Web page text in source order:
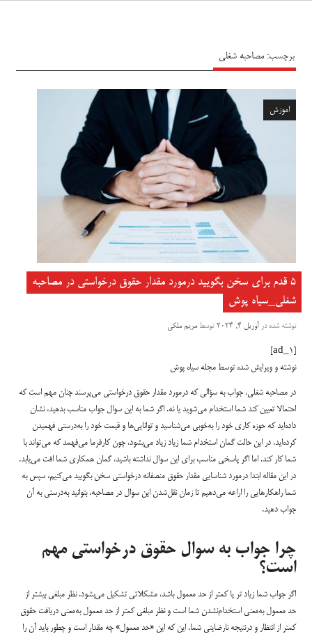
برچسب: مصاحبه شغلی
اموزش
۵ قدم برای سخن بگویید درمورد مقدار حقوق درخواستی در مصاحبه
شغلی_سیاه پوش
نوشته شده در آوریل 4, 2024 توسطمریم ملکی
نوشته و ویرایش شده توسط مجله سیاه پوش
در مصاحبه شغلی، جواب به سؤالی که درمورد مقدار حقوق درخواستی می‌پرسند چنان مهم است که
احتمالا تعیین کند شما استخدام می‌شوید یا نه. اگر شما به این سوال جواب مناسب بدهید، نشان
داده‌اید که حوزه کاری خود را به‌خوبی می‌شناسید و توانایی‌ها و قیمت خود را به‌درستی فهمیدن
کرده‌اید. در این حالت گمان استخدام شما زیاد زیاد می‌بشود، چون کارفرما می‌فهمد که می‌تواند با
شما کار کند. اما اگر پاسخی مناسب برای این سوال نداشته باشید، گمان همکاری شما افت می‌یابد.
در این مقاله ابتدا درمورد شناسایی مقدار حقوق منصفانه درخواستی سخن بگویید می‌کنیم، سپس به
شما راهکارهایی را اراعه می‌دهیم تا زمان نقل‌شدن این سوال در مصاحبه، بتوانید به‌درستی به آن
جواب دهید.
چرا جواب به سوال حقوق درخواستی مهم
است؟
اگر جواب شما زیاد تر یا کمتر از حد معمول باشد، مشکلاتی تشکیل می‌بشود. نظر مبلغی بیشتر از
حد معمول به‌معنی استخدام‌نشدن شما است و نظر مبلغی کمتر از حد معمول به‌معنی دریافت حقوق
کمتر از انتظار و درنتیجه نارضایتی شما. این که این «حد معمول» چه مقدار است و چطور باید آن را